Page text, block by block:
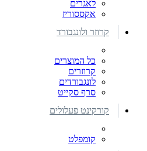
לאגרים
אקססוריז
קרוזר ולונגבורד
כל המוצרים
קרוזרים
לונגבורדים
סרף סקייט
קורקינט פעלולים
קומפלט